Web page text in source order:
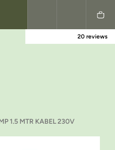
Nederlands
20 reviews
1.5 MTR KABEL 230V